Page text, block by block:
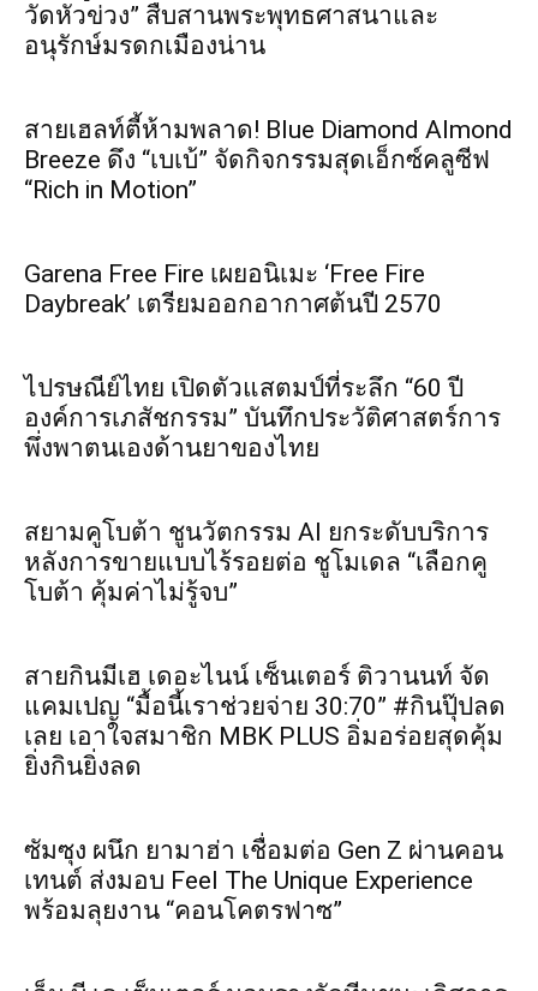
วัดหัวข่วง” สืบสานพระพุทธศาสนาและ
อนุรักษ์มรดกเมืองน่าน
สายเฮลท์ตี้ห้ามพลาด! Blue Diamond Almond
Breeze ดึง “เบเบ้” จัดกิจกรรมสุดเอ็กซ์คลูซีฟ
“Rich in Motion”
Garena Free Fire เผยอนิเมะ ‘Free Fire
Daybreak’ เตรียมออกอากาศต้นปี 2570
ไปรษณีย์ไทย เปิดตัวแสตมป์ที่ระลึก “60 ปี
องค์การเภสัชกรรม” บันทึกประวัติศาสตร์การ
พึ่งพาตนเองด้านยาของไทย
สยามคูโบต้า ชูนวัตกรรม AI ยกระดับบริการ
หลังการขายแบบไร้รอยต่อ ชูโมเดล “เลือกคู
โบต้า คุ้มค่าไม่รู้จบ”
สายกินมีเฮ เดอะไนน์ เซ็นเตอร์ ติวานนท์ จัด
แคมเปญ “มื้อนี้เราช่วยจ่าย 30:70” #กินปุ๊ปลด
เลย เอาใจสมาชิก MBK PLUS อิ่มอร่อยสุดคุ้ม
ยิ่งกินยิ่งลด
ซัมซุง ผนึก ยามาฮ่า เชื่อมต่อ Gen Z ผ่านคอน
เทนต์ ส่งมอบ Feel The Unique Experience
พร้อมลุยงาน “คอนโคตรฟาซ”